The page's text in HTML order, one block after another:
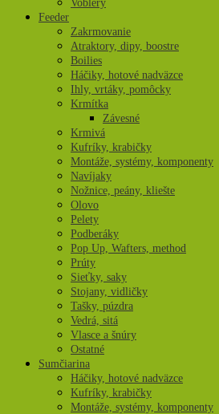
Voblery
Feeder
Zakrmovanie
Atraktory, dipy, boostre
Boilies
Háčiky, hotové nadväzce
Ihly, vrtáky, pomôcky
Krmítka
Závesné
Krmivá
Kufríky, krabičky
Montáže, systémy, komponenty
Navíjaky
Nožnice, peány, kliešte
Olovo
Pelety
Podberáky
Pop Up, Wafters, method
Prúty
Sieťky, saky
Stojany, vidličky
Tašky, púzdra
Vedrá, sitá
Vlasce a šnúry
Ostatné
Sumčiarina
Háčiky, hotové nadväzce
Kufríky, krabičky
Montáže, systémy, komponenty